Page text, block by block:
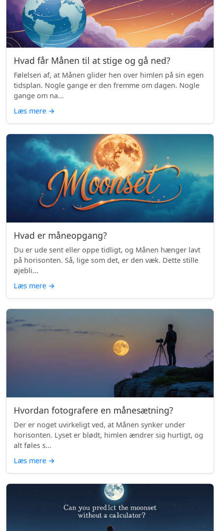
Hvad får Månen til at stige og gå ned?
Følelsen af, at Månen glider hen over himlen på sin egen
tidsplan. Nogle gange er den fremme om dagen. Nogle
gange om na...
Læs mere →
Hvad er måneopgang?
Du er ude sent eller oppe tidligt, og Månen hænger lavt
på horisonten. Så, lige som det, er den væk. Dette stille
øjebli...
Læs mere →
Hvordan fotografere en månesætning?
Der er noget uvirkeligt ved, at Månen synker under
horisonten. Lyset er blødt, himlen ændrer sig hurtigt, og
alt føles s...
Læs mere →